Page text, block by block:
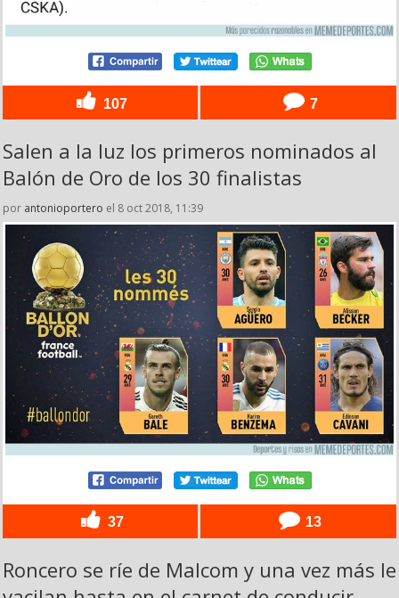
107 7
Salen a la luz los primeros nominados al
Balón de Oro de los 30 finalistas
por antonioportero el 8 oct 2018, 11:39
37 13
Roncero se ríe de Malcom y una vez más le